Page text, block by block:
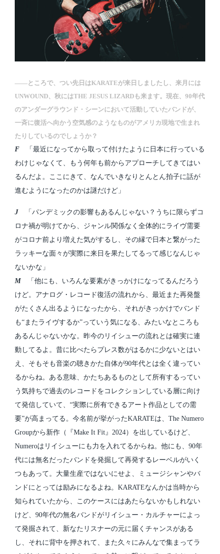
――ところで、つい先日はKARATEが来日しましたし、来月には
UNWOUND、秋にはTHE JESUS LIZARDも来ます。現在、90年代
のアンダーグラウンド・シーンにおいて活動していたバンドが、
一斉に復活へ向かう空気感のようなものがアメリカ現地で生まれ
たりしているのでしょうか？
F 「最近になってから取って付けたように日本に行っている
わけじゃなくて、もう何年も前からアプローチしてきてはい
るんだよ。ここにきて、なんでいきなりとんとん拍子に話が
進むようになったのかは謎だけど」
J「パンデミックの影響もあるんじゃない？うちに限らずコ
ロナ禍が明けてから、ジャンル関係なく全体的にライヴ需要
がコロナ前より増えた気がするし、その縁で日本と繋がった
ラッキーな面々が実際に来日を果たしてるって感じなんじゃ
ないかな」
M「他にも、いろんな要素がきっかけになってるんだろう
けど。アナログ・レコード復活の流れから、最近また再発盤
がたくさん出るようになったから、それがきっかけでバンド
も“またライヴするか”っていう気になる、みたいなところも
あるんじゃないかな。昨今のリイシューの流れとは確実に連
動してるよ。昔に比べたらプレス数がはるかに少ないとはい
え、そもそも音楽の聴きかた自体が90年代とは全く違ってい
るからね。ある意味、かたちあるものとして所有するってい
う気持ちで過去のレコードをコレクションしている層に向け
て発信していて、“実際に所有できるアート作品としての需
要”が高まってる。今名前が挙がったKARATEは、The Numero
Groupから新作（『Make It Fit』2024）を出しているけど、
Numeroはリイシューにも力を入れてるからね。他にも、90年
代には無名だったバンドを発掘して再発するレーベルがいく
つもあって。大量生産ではないにせよ、ミュージシャンやバ
ンドにとっては励みになるよね。KARATEなんかは当時から
知られていたから、このケースにはあたらないかもしれない
けど、90年代の無名バンドがリイシュー・カルチャーによっ
て発掘されて、新なたリスナーの元に届くチャンスがある
し、それに背中を押されて、また久々にみんなで集まってラ